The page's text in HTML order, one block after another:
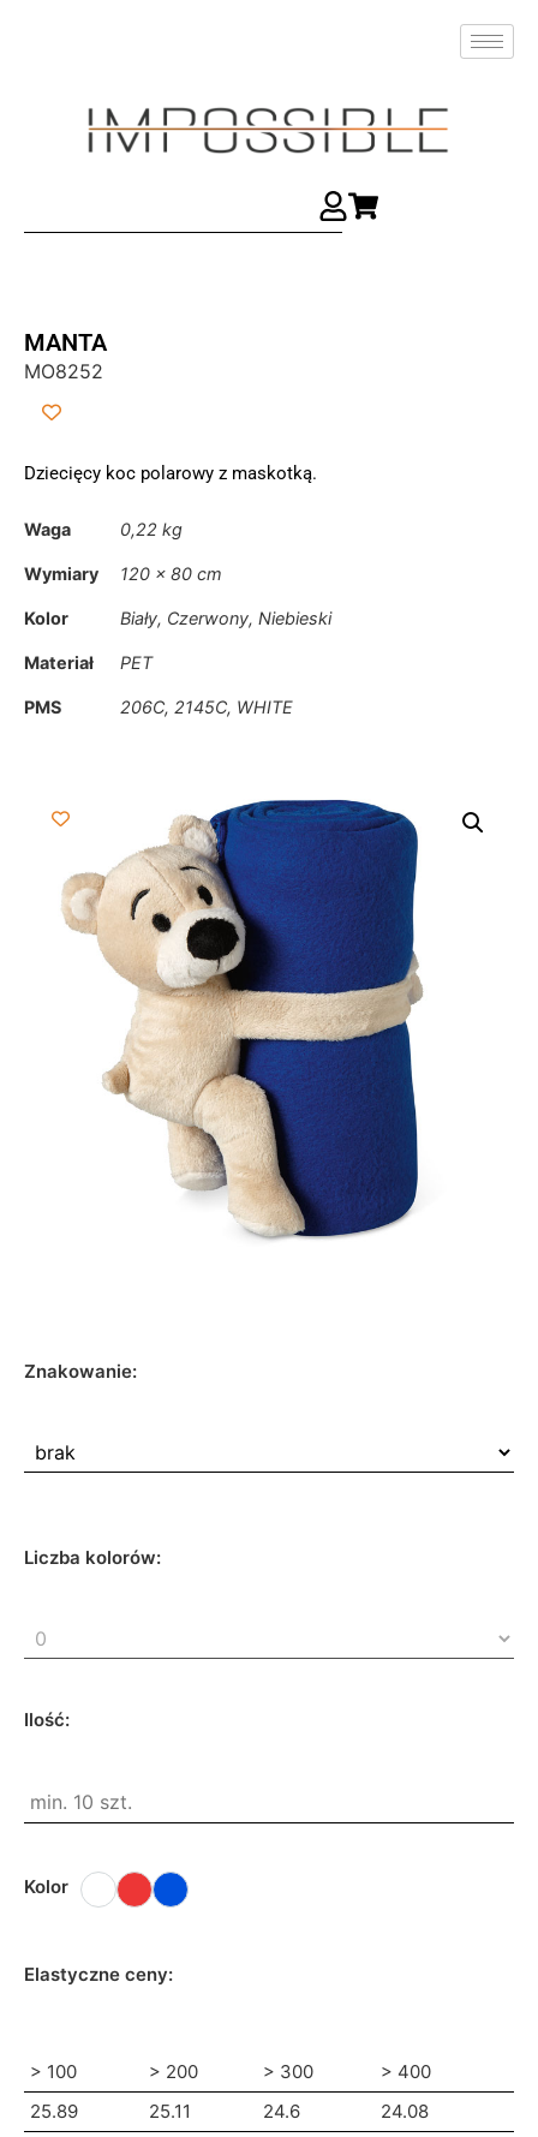
MANTA
MO8252
Dziecięcy koc polarowy z maskotką.
Waga 0,22 kg
Wymiary 120 × 80 cm
Kolor Biały, Czerwony, Niebieski
Materiał PET
PMS 206C, 2145C, WHITE
Znakowanie:
Liczba kolorów:
Ilość:
Kolor
Elastyczne ceny:
> 100 > 200 > 300
> 400
25.89
25.11 24.6 24.08